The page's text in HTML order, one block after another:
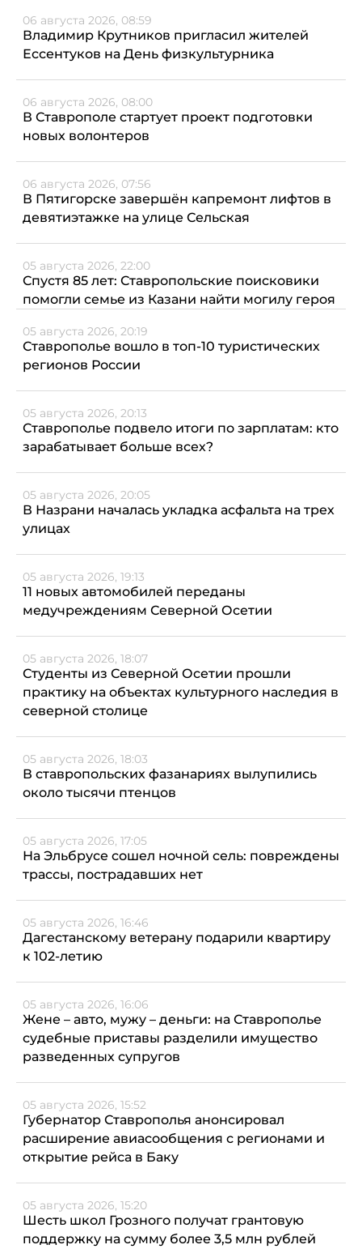
06 августа 2026, 08:59
Владимир Крутников пригласил жителей
Ессентуков на День физкультурника
06 августа 2026, 08:00
В Ставрополе стартует проект подготовки
новых волонтеров
06 августа 2026, 07:56
В Пятигорске завершён капремонт лифтов в
девятиэтажке на улице Сельская
05 августа 2026, 22:00
Спустя 85 лет: Ставропольские поисковики
помогли семье из Казани найти могилу героя
05 августа 2026, 20:19
Ставрополье вошло в топ-10 туристических
регионов России
05 августа 2026, 20:13
Ставрополье подвело итоги по зарплатам: кто
зарабатывает больше всех?
05 августа 2026, 20:05
В Назрани началась укладка асфальта на трех
улицах
05 августа 2026, 19:13
11 новых автомобилей переданы
медучреждениям Северной Осетии
05 августа 2026, 18:07
Студенты из Северной Осетии прошли
практику на объектах культурного наследия в
северной столице
05 августа 2026, 18:03
В ставропольских фазанариях вылупились
около тысячи птенцов
05 августа 2026, 17:05
На Эльбрусе сошел ночной сель: повреждены
трассы, пострадавших нет
05 августа 2026, 16:46
Дагестанскому ветерану подарили квартиру
к 102-летию
05 августа 2026, 16:06
Жене – авто, мужу – деньги: на Ставрополье
судебные приставы разделили имущество
разведенных супругов
05 августа 2026, 15:52
Губернатор Ставрополья анонсировал
расширение авиасообщения с регионами и
открытие рейса в Баку
05 августа 2026, 15:20
Шесть школ Грозного получат грантовую
поддержку на сумму более 3,5 млн рублей